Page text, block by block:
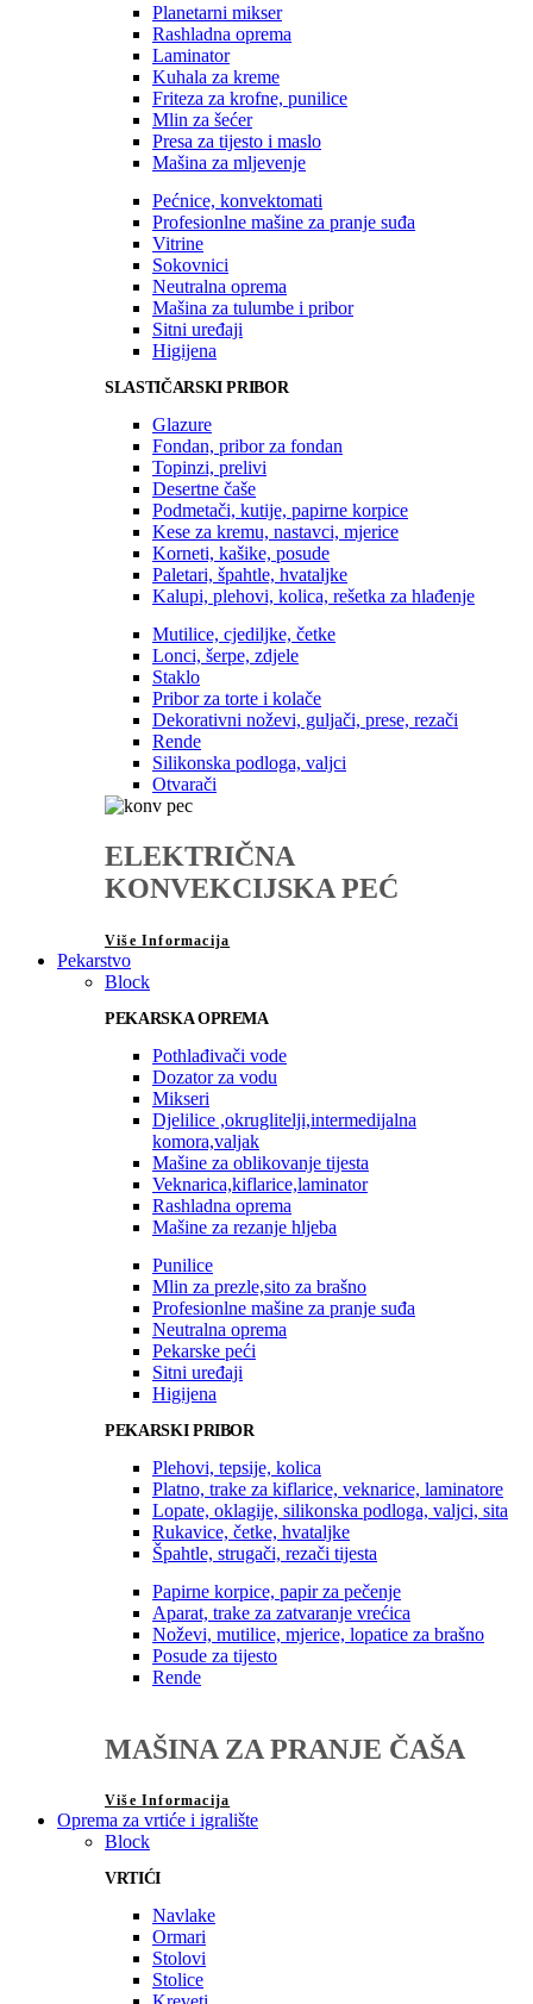
Planetarni mikser
Rashladna oprema
Laminator
Kuhala za kreme
Friteza za krofne, punilice
Mlin za šećer
Presa za tijesto i maslo
Mašina za mljevenje
Pećnice, konvektomati
Profesionlne mašine za pranje suđa
Vitrine
Sokovnici
Neutralna oprema
Mašina za tulumbe i pribor
Sitni uređaji
Higijena
SLASTIČARSKI PRIBOR
Glazure
Fondan, pribor za fondan
Topinzi, prelivi
Desertne čaše
Podmetači, kutije, papirne korpice
Kese za kremu, nastavci, mjerice
Korneti, kašike, posude
Paletari, špahtle, hvataljke
Kalupi, plehovi, kolica, rešetka za hlađenje
Mutilice, cjediljke, četke
Lonci, šerpe, zdjele
Staklo
Pribor za torte i kolače
Dekorativni noževi, guljači, prese, rezači
Rende
Silikonska podloga, valjci
Otvarači
ELEKTRIČNA
KONVEKCIJSKA PEĆ
Više Informacija
Pekarstvo
Block
PEKARSKA OPREMA
Pothlađivači vode
Dozator za vodu
Mikseri
Djelilice ,okruglitelji,intermedijalna
komora,valjak
Mašine za oblikovanje tijesta
Veknarica,kiflarice,laminator
Rashladna oprema
Mašine za rezanje hljeba
Punilice
Mlin za prezle,sito za brašno
Profesionlne mašine za pranje suđa
Neutralna oprema
Pekarske peći
Sitni uređaji
Higijena
PEKARSKI PRIBOR
Plehovi, tepsije, kolica
Platno, trake za kiflarice, veknarice, laminatore
Lopate, oklagije, silikonska podloga, valjci, sita
Rukavice, četke, hvataljke
Špahtle, strugači, rezači tijesta
Papirne korpice, papir za pečenje
Aparat, trake za zatvaranje vrećica
Noževi, mutilice, mjerice, lopatice za brašno
Posude za tijesto
Rende
MAŠINA ZA PRANJE ČAŠA
Više Informacija
Oprema za vrtiće i igralište
Block
VRTIĆI
Navlake
Ormari
Stolovi
Stolice